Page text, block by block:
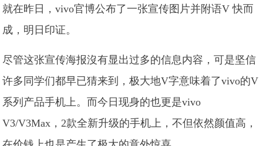
就在昨日，vivo官博公布了一张宣传图片并附语V 快而
成，明日印证。
尽管这张宣传海报沒有显出过多的信息内容，可是坚信
许多同学们都早已猜来到，极大地V字意味着了vivo的V
系列产品手机上。而今日现身的也更是vivo
V3/V3Max，2款全新升级的手机上，不但依然颜值高，